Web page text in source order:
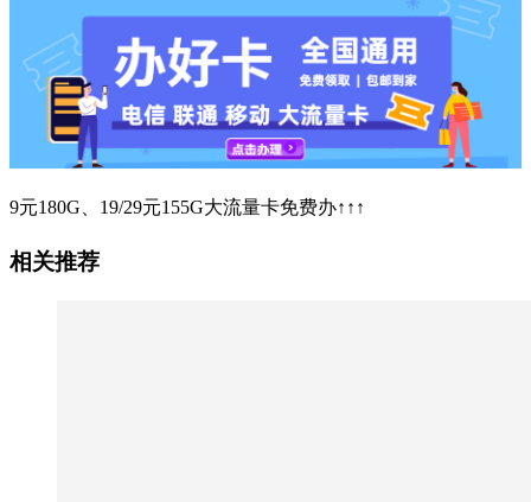
9元180G、19/29元155G大流量卡免费办↑↑↑
相关推荐